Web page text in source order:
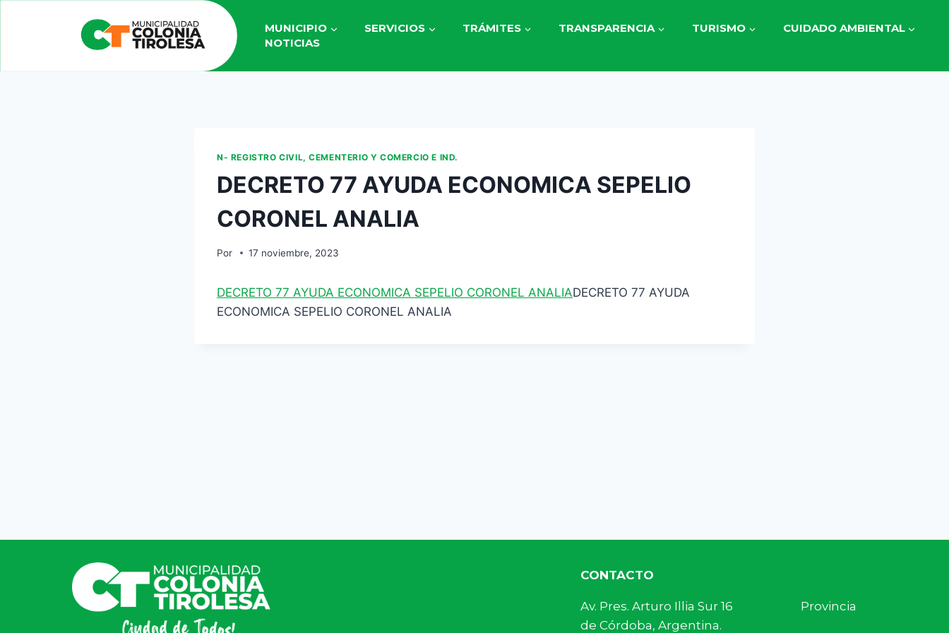
MUNICIPIO SERVICIOS TRÁMITES TRANSPARENCIA TURISMO
CUIDADO AMBIENTAL
NOTICIAS
N- REGISTRO CIVIL, CEMENTERIO Y COMERCIO E IND.
DECRETO 77 AYUDA ECONOMICA SEPELIO
CORONEL ANALIA
Por 17 noviembre, 2023
DECRETO 77 AYUDA ECONOMICA SEPELIO CORONEL ANALIADECRETO 77 AYUDA
ECONOMICA SEPELIO CORONEL ANALIA
CONTACTO
Av. Pres. Arturo Illia Sur 16 Provincia
de Córdoba, Argentina.